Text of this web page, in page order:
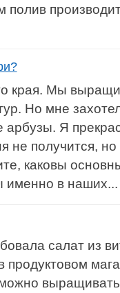
края. Мы
Но мне
арбузы. Я
не получится, но
каковы
именно в наших...
салат из
можно